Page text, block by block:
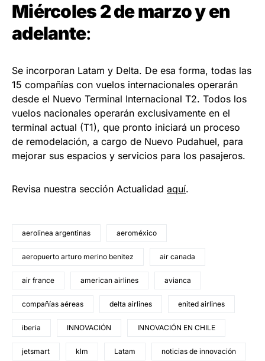
Miércoles 2 de marzo y en
adelante:
Se incorporan Latam y Delta. De esa forma, todas las
15 compañías con vuelos internacionales operarán
desde el Nuevo Terminal Internacional T2. Todos los
vuelos nacionales operarán exclusivamente en el
terminal actual (T1), que pronto iniciará un proceso
de remodelación, a cargo de Nuevo Pudahuel, para
mejorar sus espacios y servicios para los pasajeros.
Revisa nuestra sección Actualidad aquí.
aerolinea argentinas aeroméxico
aeropuerto arturo merino benitez air canada
air france american airlines avianca
compañías aéreas delta airlines enited airlines
iberia INNOVACIÓN INNOVACIÓN EN CHILE
jetsmart klm Latam noticias de innovación